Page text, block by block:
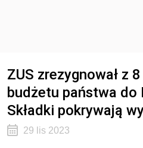
ZUS zrezygnował z
budżetu państwa do
Składki pokrywają
29 lis 2023